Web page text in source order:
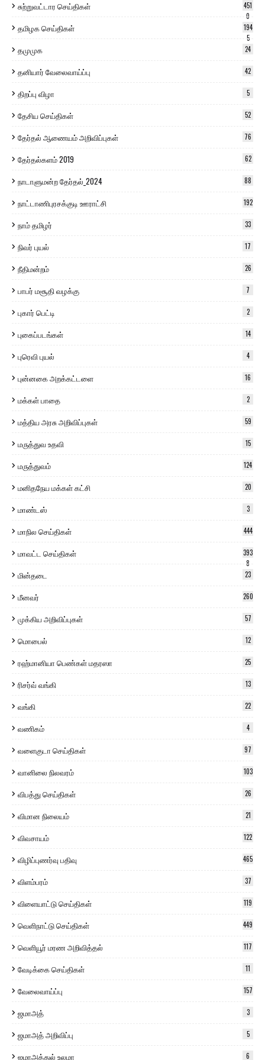
சுற்றுவட்டார செய்திகள்
451
0
தமிழக செய்திகள்
194
5
தமுமுக 24
தனியார் வேலைவாய்ப்பு 42
திறப்பு விழா 5
தேசிய செய்திகள் 52
தேர்தல் ஆணையம் அறிவிப்புகள் 76
தேர்தல்களம் 2019 62
நாடாளுமன்ற தேர்தல்_2024 88
நாட்டாணிபுரசக்குடி ஊராட்சி 192
நாம் தமிழர் 33
நிவர் புயல் 17
நீதிமன்றம் 26
பாபர் மசூதி வழக்கு 7
புகார் பெட்டி 2
புகைப்படங்கள் 14
புரெவி புயல் 4
புன்னகை அறக்கட்டளை 16
மக்கள் பாதை 2
மத்திய அரசு அறிவிப்புகள் 59
மருத்துவ உதவி 15
மருத்துவம் 124
மனிதநேய மக்கள் கட்சி 20
மாண்டஸ் 3
மாநில செய்திகள் 444
மாவட்ட செய்திகள்
393
8
மின்தடை 23
மீனவர் 260
முக்கிய அறிவிப்புகள் 57
மொபைல் 12
ரஹ்மானியா பெண்கள் மதரஸா 25
ரிசர்வ் வங்கி 13
வங்கி 22
வணிகம் 4
வளைகுடா செய்திகள் 97
வானிலை நிலவரம் 103
விபத்து செய்திகள் 26
விமான நிலையம் 21
விவசாயம் 122
விழிப்புணர்வு பதிவு 465
விளம்பரம் 37
விளையாட்டு செய்திகள் 119
வெளிநாட்டு செய்திகள் 449
வெளியூர் மரண அறிவித்தல் 117
வேடிக்கை செய்திகள் 11
வேலைவாய்ப்பு 157
ஜமாஅத் 3
ஜமாஅத் அறிவிப்பு 5
ஜமாஅத்துல் உலமா 6